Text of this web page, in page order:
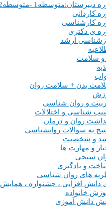
دبیرستان:متوسطه1 -متوسطه2
کاردانی
کارشناسی
ی دکتری
ارشد
سلامت
بدن + سلامت روان
و روان شناسی
شناسی و اختلالات
روان و درمان
به سوالات روانشناسی
و شخصیت
و مهارت ها
سنجی
و یادگیری
های روان شناسی
دانش افزایی ، جشنواره ، همایش
خانواده
دانش آموزی